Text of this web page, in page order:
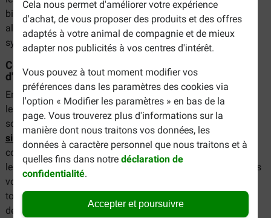
Cela nous permet d'améliorer votre expérience
d'achat, de vous proposer des produits et des offres
adaptés à votre animal de compagnie et de mieux
adapter nos publicités à vos centres d'intérêt.
Vous pouvez à tout moment modifier vos
préférences dans les paramètres des cookies via
l'option « Modifier les paramètres » en bas de la
page. Vous trouverez plus d'informations sur la
manière dont nous traitons vos données, les
données à caractère personnel que nous traitons et à
quelles fins dans notredéclaration de
confidentialité.
Accepter et poursuivre
bien-être. Notre gamme comprend différents compléments
alimentaires qui agissent sur les voies respiratoires, le
système immunitaire et les réactions allergiques.
Compléments alimentaires en cas de toux et
d'irritation des voies respiratoires
En cas de symptômes tels que la toux ou une gorge irritée,
les compléments apaisants peuvent apporter un
soulagement bienvenu. Les sirops contre la toux tels que
sirop contre la toux Fendiresp
Virbac Pulmostat akut
contiennent des ingrédients botaniques comme la réglisse,
le plantain et le lierre, connus pour leur effet apaisant sur les
voies respiratoires et leur capacité à calmer les quintes de
toux. Cela permet à la gorge de se reposer et à votre chien
de se sentir mieux plus rapidement.